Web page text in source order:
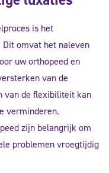
is het
omvat het naleven
uw orthopeed en
van de
van de flexibiliteit kan
verminderen.
zijn belangrijk om
problemen vroegtijdig